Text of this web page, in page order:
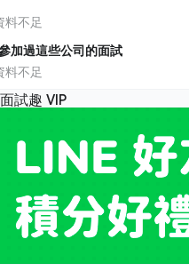
料不足
加過這些公司的面試
料不足